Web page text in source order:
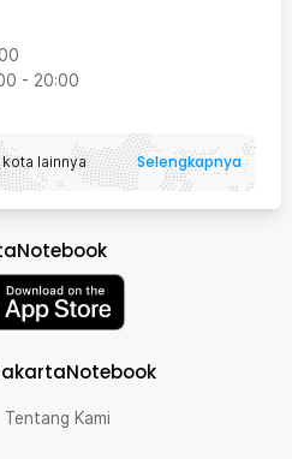
- 20:00
lainnya Selengkapnya
Tentang Kami